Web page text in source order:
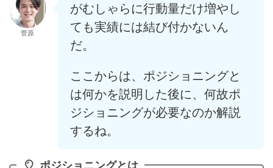
菅原
がむしゃらに行動量だけ増やし
ても実績には結び付かないん
だ。
ここからは、ポジショニングと
は何かを説明した後に、何故ポ
ジショニングが必要なのか解説
するね。
ポジショニングとは